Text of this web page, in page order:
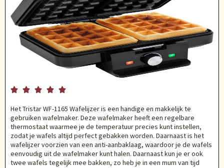
    
Het Tristar WF-1165 Wafelijzer is een handige en makkelijk te
gebruiken wafelmaker. Deze wafelmaker heeft een regelbare
thermostaat waarmee je de temperatuur precies kunt instellen,
zodat je wafels altijd perfect gebakken worden. Daarnaast is het
wafelijzer voorzien van een anti-aanbaklaag, waardoor je de wafels
eenvoudig uit de wafelmaker kunt halen. Daarnaast kun je er ook
twee wafels tegelijk mee bakken, zo heb je in een mum van tijd